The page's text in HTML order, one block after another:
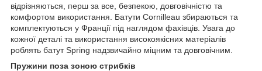
відрізняються, перш за все, безпекою, довговічністю та
комфортом використання. Батути Cornilleau збираються та
комплектуються у Франції під наглядом фахівців. Увага до
кожної деталі та використання високоякісних матеріалів
роблять батут Spring надзвичайно міцним та довговічним.
Пружини поза зоною стрибків